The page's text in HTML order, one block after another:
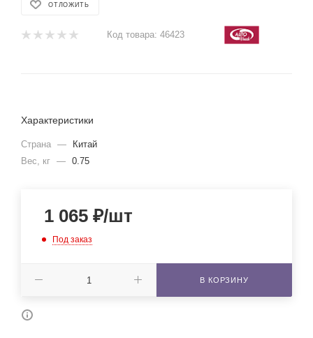
ОТЛОЖИТЬ
Код товара: 46423
Характеристики
Страна —
Китай
Вес, кг — 0.75
1 065 ₽/шт
Под заказ
В КОРЗИНУ